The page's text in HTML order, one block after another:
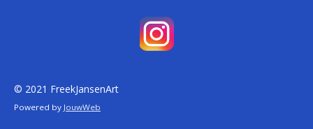
© 2021 FreekJansenArt
Powered by JouwWeb